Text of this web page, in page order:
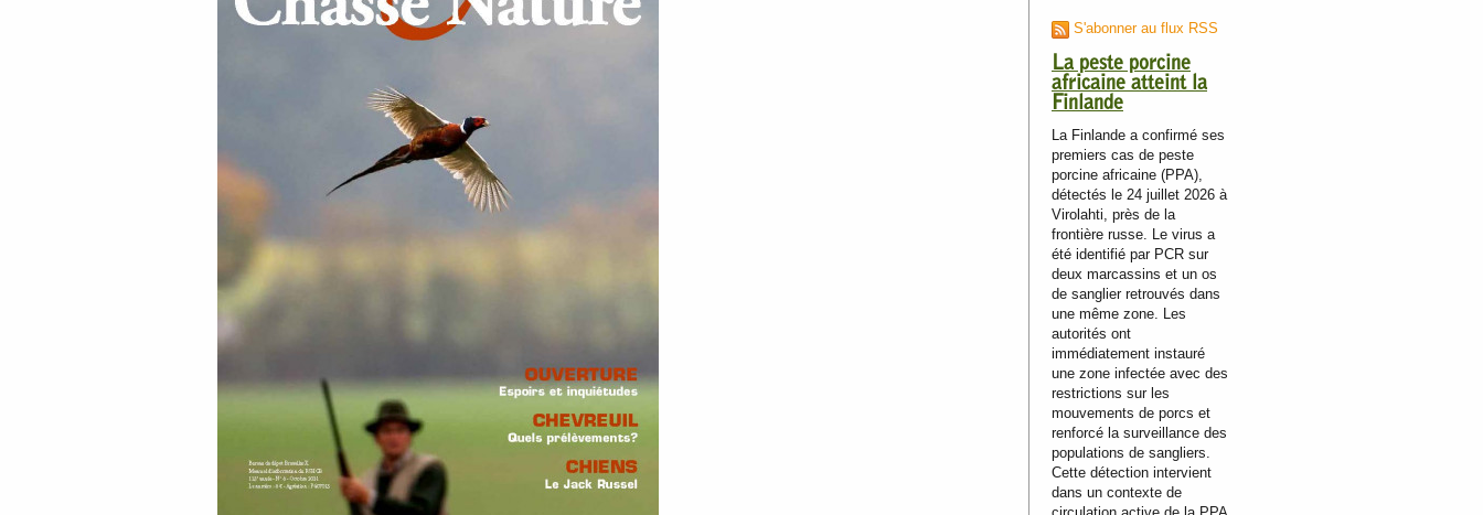
S'abonner au flux RSS
La peste porcine
africaine atteint la
Finlande
La Finlande a confirmé ses
premiers cas de peste
porcine africaine (PPA),
détectés le 24 juillet 2026 à
Virolahti, près de la
frontière russe. Le virus a
été identifié par PCR sur
deux marcassins et un os
de sanglier retrouvés dans
une même zone. Les
autorités ont
immédiatement instauré
une zone infectée avec des
restrictions sur les
mouvements de porcs et
renforcé la surveillance des
populations de sangliers.
Cette détection intervient
dans un contexte de